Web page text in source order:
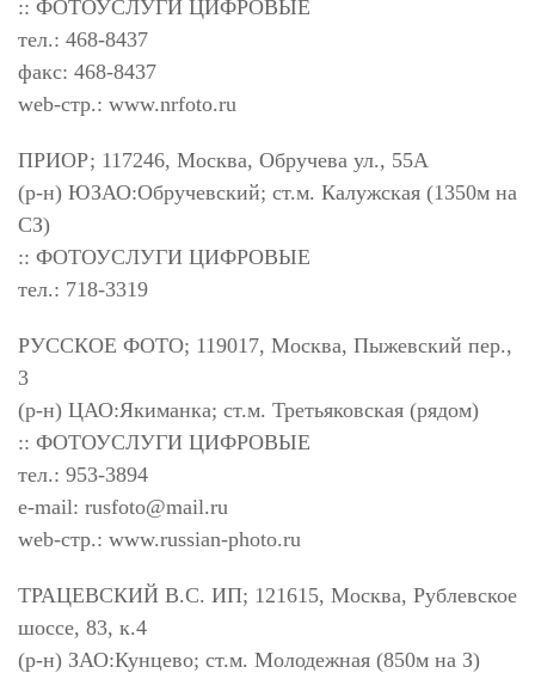
:: ФОТОУСЛУГИ ЦИФРОВЫЕ
тел.: 468-8437
факс: 468-8437
web-стр.: www.nrfoto.ru
ПРИОР; 117246, Москва, Обручева ул., 55А
(р-н) ЮЗАО:Обручевский; ст.м. Калужская (1350м на
СЗ)
:: ФОТОУСЛУГИ ЦИФРОВЫЕ
тел.: 718-3319
РУССКОЕ ФОТО; 119017, Москва, Пыжевский пер.,
3
(р-н) ЦАО:Якиманка; ст.м. Третьяковская (рядом)
:: ФОТОУСЛУГИ ЦИФРОВЫЕ
тел.: 953-3894
e-mail: rusfoto@mail.ru
web-стр.: www.russian-photo.ru
ТРАЦЕВСКИЙ В.С. ИП; 121615, Москва, Рублевское
шоссе, 83, к.4
(р-н) ЗАО:Кунцево; ст.м. Молодежная (850м на З)